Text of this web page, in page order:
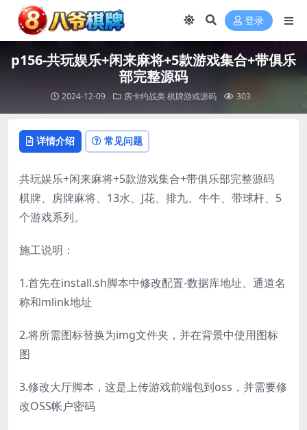
登录
p156-共玩娱乐+闲来麻将+5款游戏集合+带俱乐
部完整源码
2024-12-09 房卡约战类棋牌游戏源码 303
详情介绍 常见问题
共玩娱乐+闲来麻将+5款游戏集合+带俱乐部完整源码
棋牌、房牌麻将、13水、J花、排九、牛牛、带球杆、5
个游戏系列。
施工说明：
1.首先在install.sh脚本中修改配置-数据库地址、通道名
称和mlink地址
2.将所需图标替换为img文件夹，并在背景中使用图标
图
3.修改大厅脚本，这是上传游戏前端包到oss，并需要修
改OSS帐户密码